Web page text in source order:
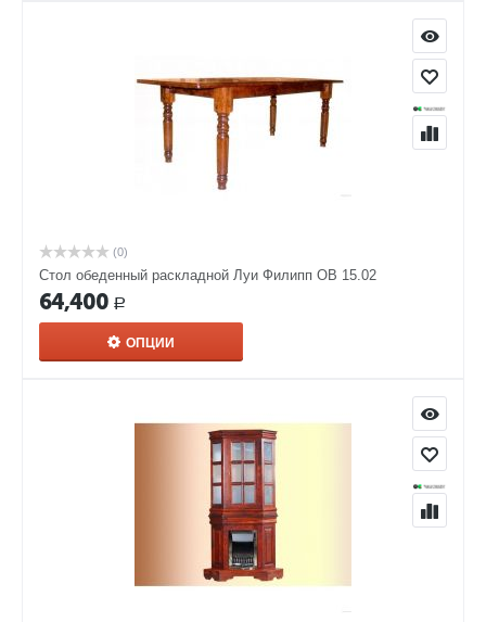
(0)
Стол обеденный раскладной Луи Филипп ОВ 15.02
64,400 Р
ОПЦИИ